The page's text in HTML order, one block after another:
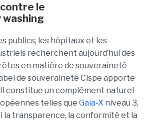
le
publics, les hôpitaux et les
recherchent aujourd’hui des
en matière de souveraineté
de souveraineté Cispe apporte
constitue un complément naturel
telles que Gaia-Xniveau 3,
la transparence, la conformité et la